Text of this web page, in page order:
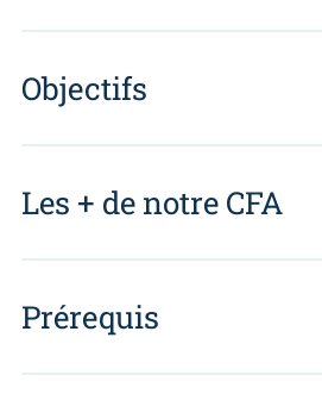
Objectifs
Les + de notre CFA
Prérequis